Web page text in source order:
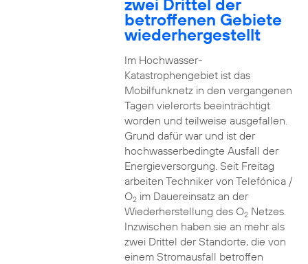
zwei Drittel der
betroffenen Gebiete
wiederhergestellt
Im Hochwasser-
Katastrophengebiet ist das
Mobilfunknetz in den vergangenen
Tagen vielerorts beeinträchtigt
worden und teilweise ausgefallen.
Grund dafür war und ist der
hochwasserbedingte Ausfall der
Energieversorgung. Seit Freitag
arbeiten Techniker von Telefónica /
O2im Dauereinsatz an der
Wiederherstellung des O2Netzes.
Inzwischen haben sie an mehr als
zwei Drittel der Standorte, die von
einem Stromausfall betroffen